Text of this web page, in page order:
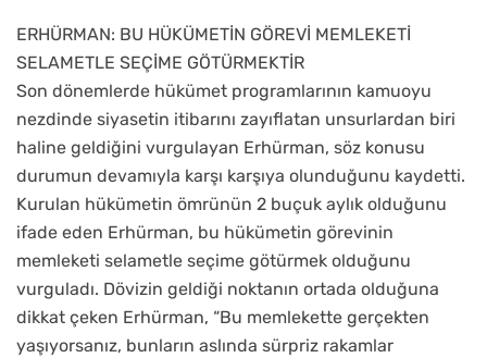
ERHÜRMAN: BU HÜKÜMETİN GÖREVİ MEMLEKETİ
SELAMETLE SEÇİME GÖTÜRMEKTİR
Son dönemlerde hükümet programlarının kamuoyu
nezdinde siyasetin itibarını zayıflatan unsurlardan biri
haline geldiğini vurgulayan Erhürman, söz konusu
durumun devamıyla karşı karşıya olunduğunu kaydetti.
Kurulan hükümetin ömrünün 2 buçuk aylık olduğunu
ifade eden Erhürman, bu hükümetin görevinin
memleketi selametle seçime götürmek olduğunu
vurguladı. Dövizin geldiği noktanın ortada olduğuna
dikkat çeken Erhürman, “Bu memlekette gerçekten
yaşıyorsanız, bunların aslında sürpriz rakamlar